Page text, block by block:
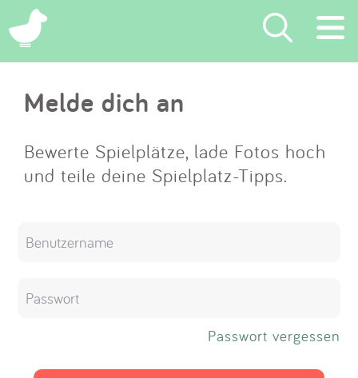
×
Suchen
Eintragen
App
Melde dich an
Bewerte Spielplätze, lade Fotos hoch
und teile deine Spielplatz-Tipps.
Passwort vergessen